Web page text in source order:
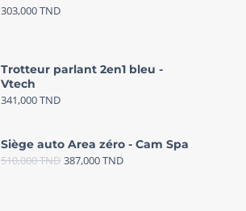
303,000TND
Trotteur parlant 2en1 bleu -
Vtech
341,000TND
Siège auto Area zéro - Cam Spa
510,000TND 387,000TND